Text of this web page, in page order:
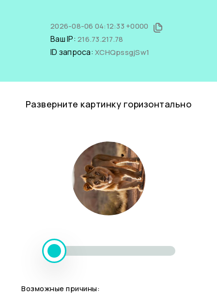
2026-08-06 04:12:33 +0000
Ваш IP: 216.73.217.78
ID запроса: XCHQpssgjSw1
Разверните картинку горизонтально
Возможные причины: